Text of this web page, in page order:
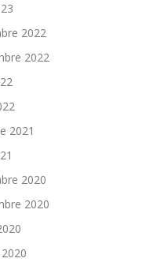
2022
2022
2021
2020
2020